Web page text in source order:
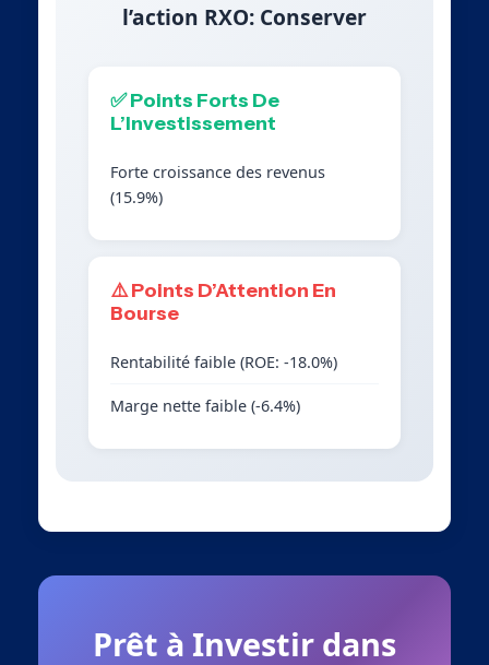
l’action RXO: Conserver
✅ Points Forts De
L’Investissement
Forte croissance des revenus
(15.9%)
⚠️ Points D’Attention En
Bourse
Rentabilité faible (ROE: -18.0%)
Marge nette faible (-6.4%)
Prêt à Investir dans